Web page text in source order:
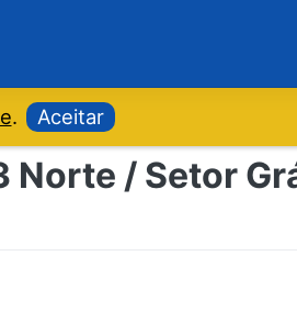
. Aceitar
Norte / Setor